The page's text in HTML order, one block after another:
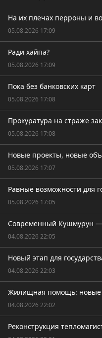
На их плечах перроны и
05.08.2026 17:09
Ради хайпа?
05.08.2026 17:09
Пока без банковских карт
05.08.2026 17:08
Прокуратура на страже
05.08.2026 17:08
Новые проекты, новые
05.08.2026 17:07
Равные возможности для
05.08.2026 17:05
Современный Кушмурун —
04.08.2026 22:05
Новый этап для
04.08.2026 22:03
Жилищная помощь: новые
04.08.2026 22:02
Реконструкция